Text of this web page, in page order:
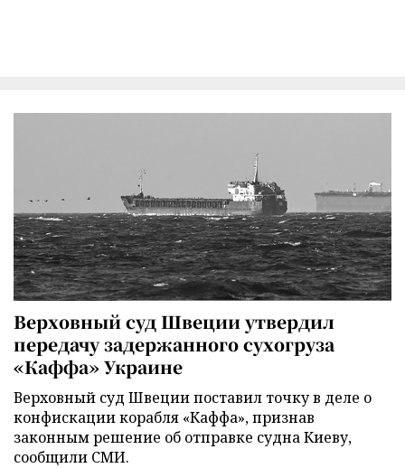
Верховный суд Швеции утвердил
передачу задержанного сухогруза
«Каффа» Украине
Верховный суд Швеции поставил точку в деле о
конфискации корабля «Каффа», признав
законным решение об отправке судна Киеву,
сообщили СМИ.